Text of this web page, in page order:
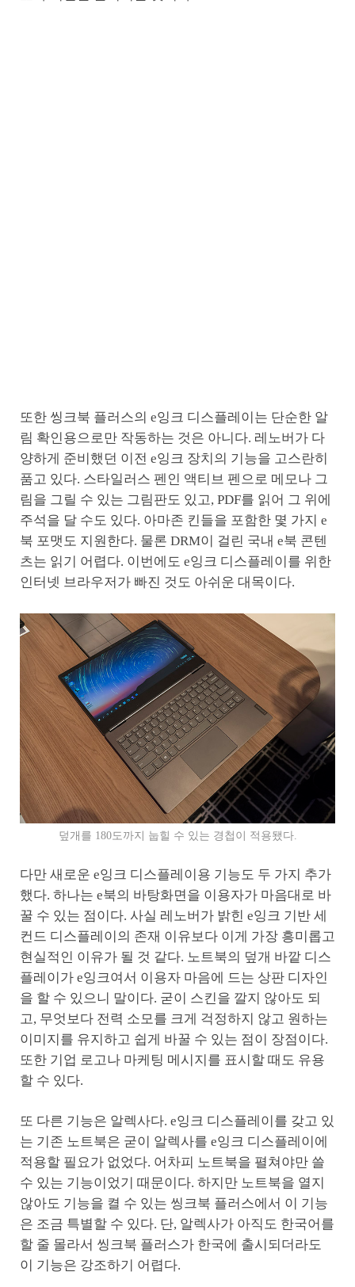
또한 씽크북 플러스의 e잉크 디스플레이는 단순한 알
림 확인용으로만 작동하는 것은 아니다. 레노버가 다
양하게 준비했던 이전 e잉크 장치의 기능을 고스란히
품고 있다. 스타일러스 펜인 액티브 펜으로 메모나 그
림을 그릴 수 있는 그림판도 있고, PDF를 읽어 그 위에
주석을 달 수도 있다. 아마존 킨들을 포함한 몇 가지 e
북 포맷도 지원한다. 물론 DRM이 걸린 국내 e북 콘텐
츠는 읽기 어렵다. 이번에도 e잉크 디스플레이를 위한
인터넷 브라우저가 빠진 것도 아쉬운 대목이다.
덮개를 180도까지 눕힐 수 있는 경첩이 적용됐다.
다만 새로운 e잉크 디스플레이용 기능도 두 가지 추가
했다. 하나는 e북의 바탕화면을 이용자가 마음대로 바
꿀 수 있는 점이다. 사실 레노버가 밝힌 e잉크 기반 세
컨드 디스플레이의 존재 이유보다 이게 가장 흥미롭고
현실적인 이유가 될 것 같다. 노트북의 덮개 바깥 디스
플레이가 e잉크여서 이용자 마음에 드는 상판 디자인
을 할 수 있으니 말이다. 굳이 스킨을 깔지 않아도 되
고, 무엇보다 전력 소모를 크게 걱정하지 않고 원하는
이미지를 유지하고 쉽게 바꿀 수 있는 점이 장점이다.
또한 기업 로고나 마케팅 메시지를 표시할 때도 유용
할 수 있다.
또 다른 기능은 알렉사다. e잉크 디스플레이를 갖고 있
는 기존 노트북은 굳이 알렉사를 e잉크 디스플레이에
적용할 필요가 없었다. 어차피 노트북을 펼쳐야만 쓸
수 있는 기능이었기 때문이다. 하지만 노트북을 열지
않아도 기능을 켤 수 있는 씽크북 플러스에서 이 기능
은 조금 특별할 수 있다. 단, 알렉사가 아직도 한국어를
할 줄 몰라서 씽크북 플러스가 한국에 출시되더라도
이 기능은 강조하기 어렵다.